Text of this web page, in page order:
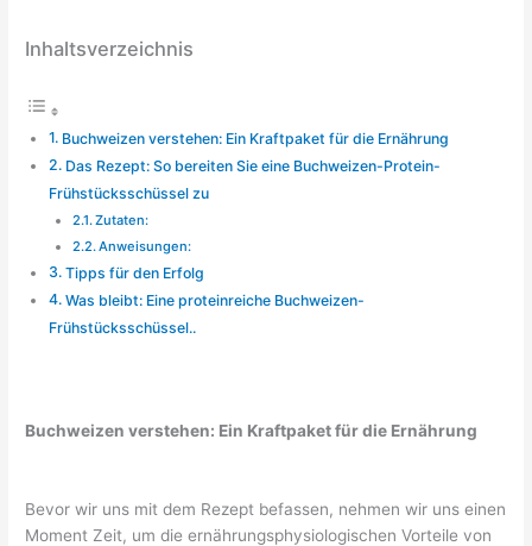
Inhaltsverzeichnis
Buchweizen verstehen: Ein Kraftpaket für die Ernährung
Das Rezept: So bereiten Sie eine Buchweizen-Protein-
Frühstücksschüssel zu
Zutaten:
Anweisungen:
Tipps für den Erfolg
Was bleibt: Eine proteinreiche Buchweizen-
Frühstücksschüssel..
Buchweizen verstehen: Ein Kraftpaket für die Ernährung
Bevor wir uns mit dem Rezept befassen, nehmen wir uns einen
Moment Zeit, um die ernährungsphysiologischen Vorteile von